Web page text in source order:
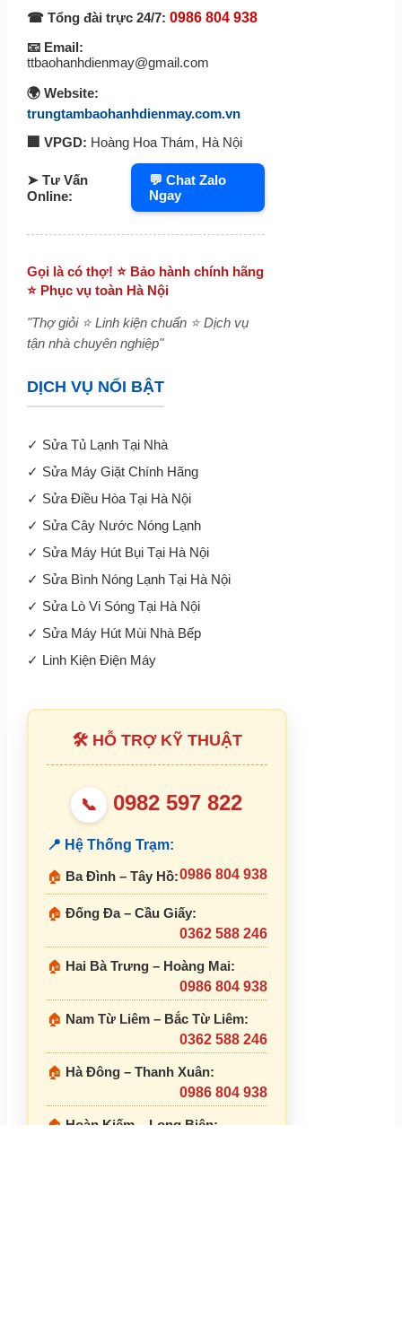
☎ Tổng đài trực 24/7: 0986 804 938
📧 Email:
ttbaohanhdienmay@gmail.com
🌍 Website:
trungtambaohanhdienmay.com.vn
🏢 VPGD: Hoàng Hoa Thám, Hà Nội
➤ Tư Vấn
Online:
💬 Chat Zalo
Ngay
Gọi là có thợ! ⭐ Bảo hành chính hãng
⭐ Phục vụ toàn Hà Nội
"Thợ giỏi ⭐ Linh kiện chuẩn ⭐ Dịch vụ
tận nhà chuyên nghiệp"
DỊCH VỤ NỔI BẬT
✓ Sửa Tủ Lạnh Tại Nhà
✓ Sửa Máy Giặt Chính Hãng
✓ Sửa Điều Hòa Tại Hà Nội
✓ Sửa Cây Nước Nóng Lạnh
✓ Sửa Máy Hút Bụi Tại Hà Nội
✓ Sửa Bình Nóng Lạnh Tại Hà Nội
✓ Sửa Lò Vi Sóng Tại Hà Nội
✓ Sửa Máy Hút Mùi Nhà Bếp
✓ Linh Kiện Điện Máy
🛠 HỖ TRỢ KỸ THUẬT
📞 0982 597 822
📍 Hệ Thống Trạm:
🏠 Ba Đình – Tây Hồ:0986 804 938
🏠 Đống Đa – Cầu Giấy:
0362 588 246
🏠 Hai Bà Trưng – Hoàng Mai:
0986 804 938
🏠 Nam Từ Liêm – Bắc Từ Liêm:
0362 588 246
🏠 Hà Đông – Thanh Xuân:
0986 804 938
🏠 Hoàn Kiếm – Long Biên: